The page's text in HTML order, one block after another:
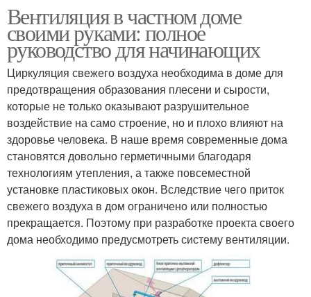
Вентиляция в частном доме
своими руками: полное
руководство для начинающих
Циркуляция свежего воздуха необходима в доме для
предотвращения образования плесени и сырости,
которые не только оказывают разрушительное
воздействие на само строение, но и плохо влияют на
здоровье человека. В наше время современные дома
становятся довольно герметичными благодаря
технологиям утепления, а также повсеместной
установке пластиковых окон. Вследствие чего приток
свежего воздуха в дом ограничено или полностью
прекращается. Поэтому при разработке проекта своего
дома необходимо предусмотреть систему вентиляции.